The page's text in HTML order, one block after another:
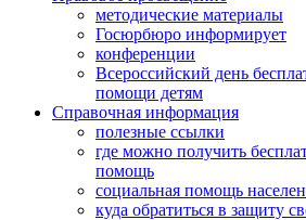
методические материалы
Госюрбюро информирует
конференции
Всероссийский день
помощи детям
Справочная информация
полезные ссылки
где можно получить
помощь
социальная помощь
куда обратиться в защиту